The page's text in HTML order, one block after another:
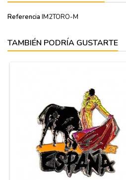
Referencia IM2TORO-M
TAMBIÉN PODRÍA GUSTARTE